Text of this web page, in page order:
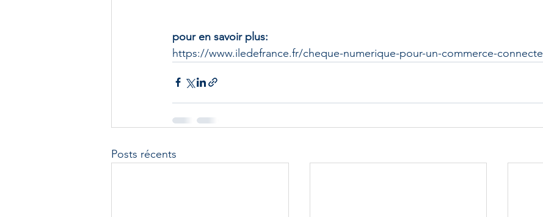
pour en savoir plus:
https://www.iledefrance.fr/cheque-numerique-pour-un-commerce-connecte
Posts récents